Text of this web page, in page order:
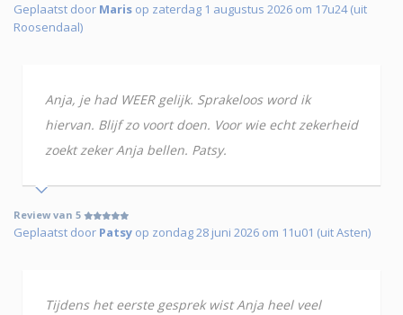
Geplaatst door Maris op zaterdag 1 augustus 2026 om 17u24 (uit
Roosendaal)
Anja, je had WEER gelijk. Sprakeloos word ik
hiervan. Blijf zo voort doen. Voor wie echt zekerheid
zoekt zeker Anja bellen. Patsy.
Review van 5
Geplaatst door Patsy op zondag 28 juni 2026 om 11u01 (uit Asten)
Tijdens het eerste gesprek wist Anja heel veel